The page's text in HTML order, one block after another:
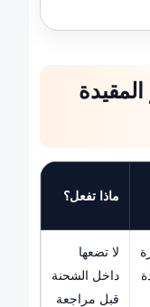
ماذا تفعل؟
لا تضعها
داخل الشحنة
قبل مراجعة